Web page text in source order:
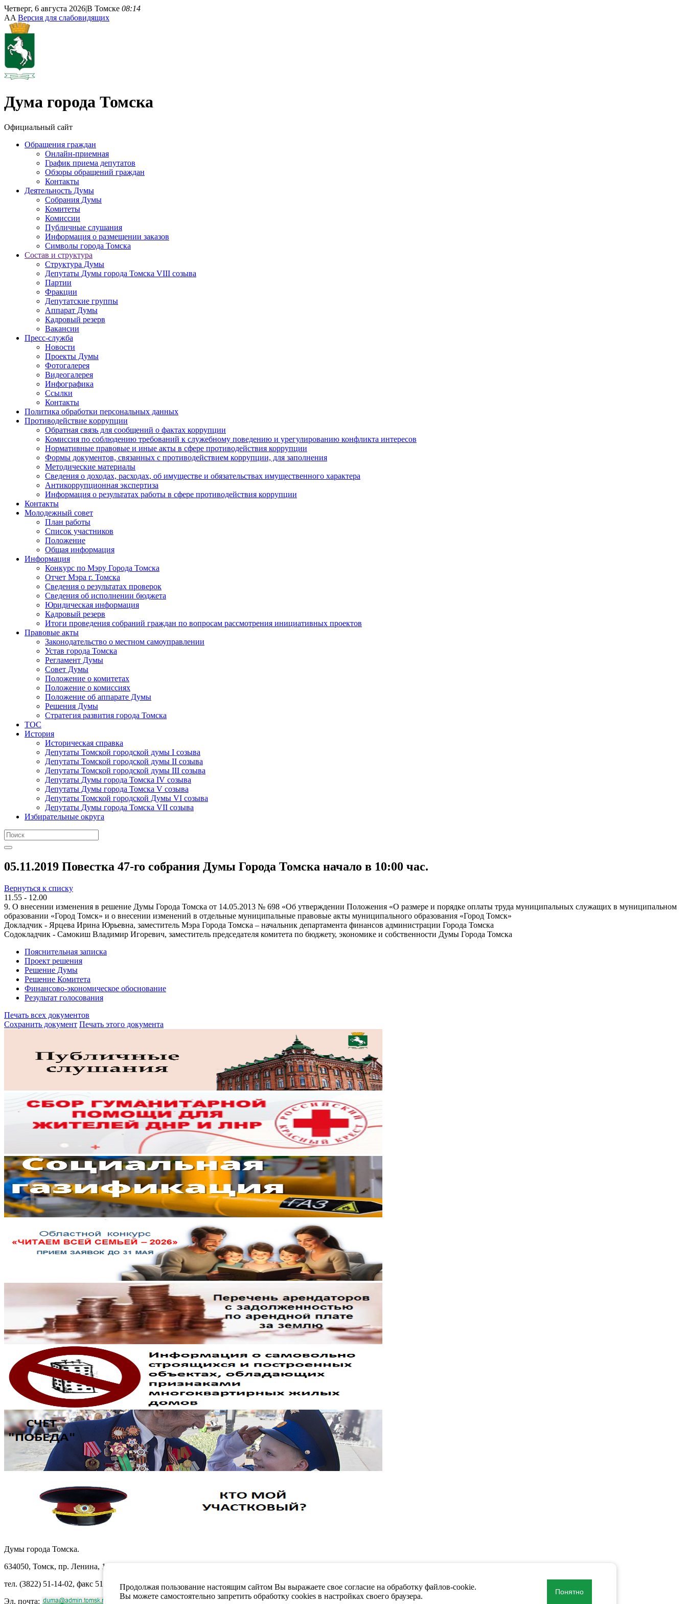
Четверг, 6 августа 2026|В Томске 08:14
AA Версия для слабовидящих
Дума города Томска
Официальный сайт
Обращения граждан
Онлайн-приемная
График приема депутатов
Обзоры обращений граждан
Контакты
Деятельность Думы
Собрания Думы
Комитеты
Комиссии
Публичные слушания
Информация о размещении заказов
Символы города Томска
Состав и структура
Структура Думы
Депутаты Думы города Томска VIII созыва
Партии
Фракции
Депутатские группы
Аппарат Думы
Кадровый резерв
Вакансии
Пресс-служба
Новости
Проекты Думы
Фотогалерея
Видеогалерея
Инфографика
Ссылки
Контакты
Политика обработки персональных данных
Прoтивoдeйствие кoрpупции
Обратная связь для сообщений о фактах коррупции
Комиссия по соблюдению требований к служебному поведению и урегулированию конфликта интересов
Нормативные правовые и иные акты в сфере противодействия коррупции
Формы документов, связанных с противодействием коррупции, для заполнения
Методические материалы
Сведения о доходах, расходах, об имуществе и обязательствах имущественного характера
Антикоррупционная экспертиза
Информация о результатах работы в сфере противодействия коррупции
Контакты
Молодежный совет
План работы
Список участников
Положение
Общая информация
Информация
Конкурс по Мэру Города Томска
Отчет Мэра г. Томска
Сведения о результатах проверок
Сведения об исполнении бюджета
Юридическая информация
Кадровый резерв
Итоги проведения собраний граждан по вопросам рассмотрения инициативных проектов
Правовые акты
Законодательство о местном самоуправлении
Устав города Томска
Регламент Думы
Совет Думы
Положение о комитетах
Положение о комиссиях
Положение об аппарате Думы
Решения Думы
Стратегия развития города Томска
ТОС
История
Историческая справка
Депутаты Томской городской думы I созыва
Депутаты Томской городской думы II созыва
Депутаты Томской городской думы III созыва
Депутаты Думы города Томска IV созыва
Депутаты Думы города Томска V созыва
Депутаты Томской городской Думы VI созыва
Депутаты Думы города Томска VII созыва
Избирательные округа
05.11.2019 Повестка 47-го собрания Думы Города Томска начало в 10:00 час.
Вернуться к списку
11.55 - 12.00
9. О внесении изменения в решение Думы Города Томска от 14.05.2013 № 698 «Об утверждении Положения «О размере и порядке оплаты труда муниципальных служащих в муниципальном
образовании «Город Томск» и о внесении изменений в отдельные муниципальные правовые акты муниципального образования «Город Томск»
Докладчик - Ярцева Ирина Юрьевна, заместитель Мэра Города Томска – начальник департамента финансов администрации Города Томска
Содокладчик - Самокиш Владимир Игоревич, заместитель председателя комитета по бюджету, экономике и собственности Думы Города Томска
Пояснительная записка
Проект решения
Решение Думы
Решение Комитета
Финансово-экономическое обоснование
Результат голосования
Печать всех документов
Сохранить документ Печать этого документа
Думы города Томска.
634050, Томск, пр. Ленина, 105
тел. (3822) 51-14-02, факс 51-10-71
Эл. почта:
Продолжая пользование настоящим сайтом Вы выражаете свое согласие на обработку файлов-cookie.
Вы можете самостоятельно запретить обработку cookies в настройках своего браузера.
Понятно